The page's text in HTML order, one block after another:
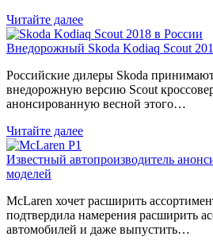
Читайте далее
Внедорожный Skoda Kodiaq Scout
Российские дилеры Skoda
внедорожную версию Scout
анонсированную весной этого…
Читайте далее
Известный автопроизводитель
моделей
McLaren хочет расширить
подтвердила намерения расширить
автомобилей и даже выпустить…